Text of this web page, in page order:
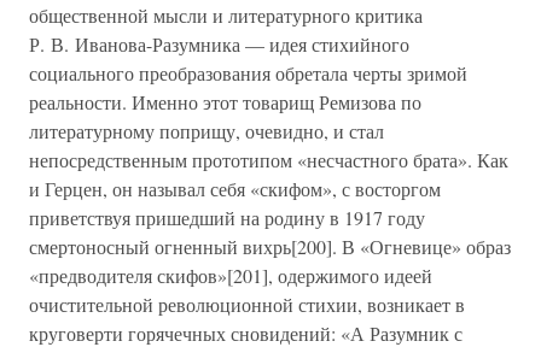
общественной мысли и литературного критика
Р. В. Иванова-Разумника — идея стихийного
социального преобразования обретала черты зримой
реальности. Именно этот товарищ Ремизова по
литературному поприщу, очевидно, и стал
непосредственным прототипом «несчастного брата». Как
и Герцен, он называл себя «скифом», с восторгом
приветствуя пришедший на родину в 1917 году
смертоносный огненный вихрь[200]. В «Огневице» образ
«предводителя скифов»[201], одержимого идеей
очистительной революционной стихии, возникает в
круговерти горячечных сновидений: «А Разумник с